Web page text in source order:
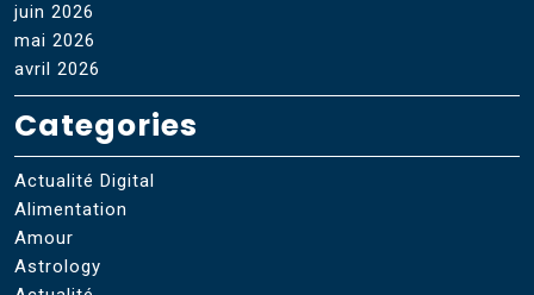
juin 2026
mai 2026
avril 2026
Categories
Actualité Digital
Alimentation
Amour
Astrology